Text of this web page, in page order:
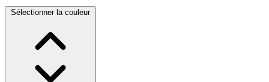
Sélectionner la couleur